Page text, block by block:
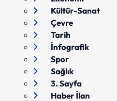
Kültür-Sanat
Çevre
Tarih
İnfografik
Spor
Sağlık
3. Sayfa
Haber İlan